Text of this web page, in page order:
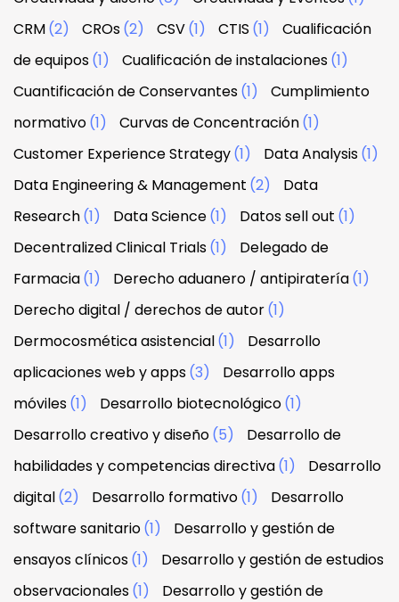
CRM(2) CROs(2) CSV(1) CTIS (1)
Cualificación
de equipos(1) Cualificación de instalaciones(1)
Cuantificación de Conservantes(1)
Cumplimiento
normativo(1) Curvas de Concentración(1)
Customer Experience Strategy(1) Data Analysis(1)
Data Engineering & Management (2)
Data
Research(1) Data Science(1) Datos sell out (1)
Decentralized Clinical Trials(1)
Delegado de
Farmacia(1) Derecho aduanero / antipiratería(1)
Derecho digital / derechos de autor(1)
Dermocosmética asistencial(1)
Desarrollo
aplicaciones web y apps(3)
Desarrollo apps
móviles(1) Desarrollo biotecnológico(1)
Desarrollo creativo y diseño(5)
Desarrollo de
habilidades y competencias directiva(1)
Desarrollo
digital(2) Desarrollo formativo(1)
Desarrollo
software sanitario(1)
Desarrollo y gestión de
ensayos clínicos(1)
Desarrollo y gestión de estudios
observacionales(1)
Desarrollo y gestión de